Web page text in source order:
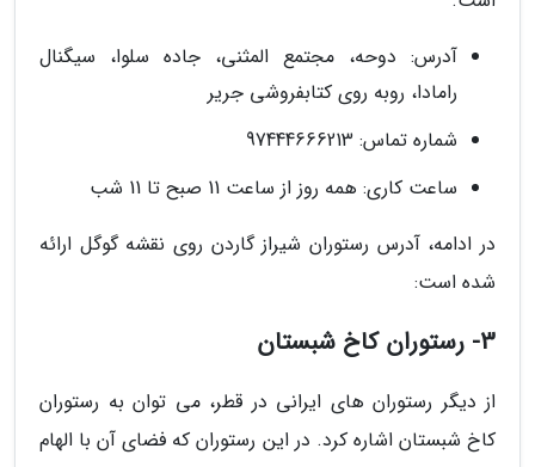
آدرس: دوحه، مجتمع المثنی، جاده سلوا، سیگنال
رامادا، روبه روی کتابفروشی جریر
شماره تماس: 97444666213
ساعت کاری: همه روز از ساعت 11 صبح تا 11 شب
در ادامه، آدرس رستوران شیراز گاردن روی نقشه گوگل ارائه
شده است:
3- رستوران کاخ شبستان
از دیگر رستوران های ایرانی در قطر، می توان به رستوران
کاخ شبستان اشاره کرد. در این رستوران که فضای آن با الهام